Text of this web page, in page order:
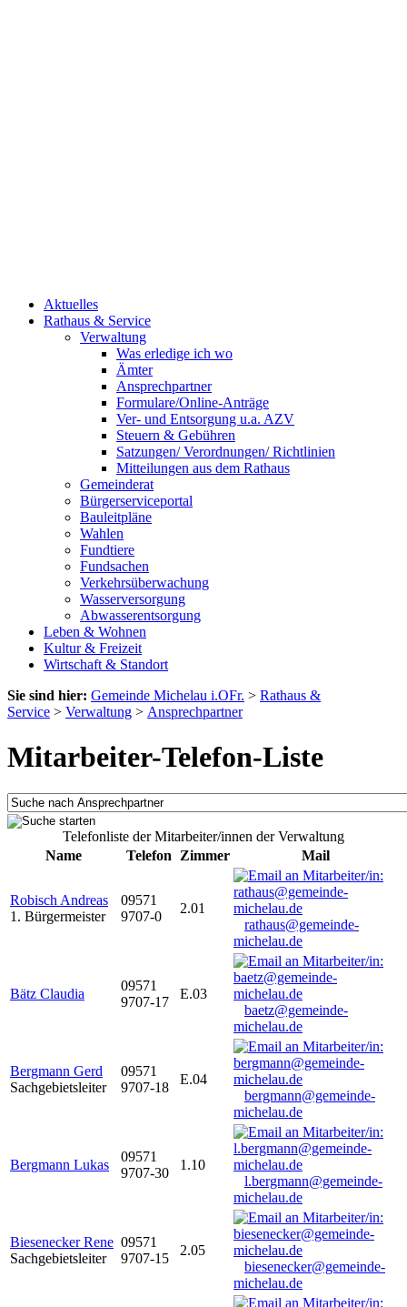
Aktuelles
Rathaus & Service
Verwaltung
Was erledige ich wo
Ämter
Ansprechpartner
Formulare/Online-Anträge
Ver- und Entsorgung u.a. AZV
Steuern & Gebühren
Satzungen/ Verordnungen/ Richtlinien
Mitteilungen aus dem Rathaus
Gemeinderat
Bürgerserviceportal
Bauleitpläne
Wahlen
Fundtiere
Fundsachen
Verkehrsüberwachung
Wasserversorgung
Abwasserentsorgung
Leben & Wohnen
Kultur & Freizeit
Wirtschaft & Standort
Sie sind hier: Gemeinde Michelau i.OFr. > Rathaus &
Service > Verwaltung > Ansprechpartner
Mitarbeiter-Telefon-Liste
Telefonliste der Mitarbeiter/innen der Verwaltung
Name
Telefon Zimmer Mail
Robisch Andreas
1. Bürgermeister
09571
9707-0
2.01
rathaus@gemeinde-
michelau.de
Bätz Claudia
09571
9707-17
E.03
baetz@gemeinde-
michelau.de
Bergmann Gerd
Sachgebietsleiter
09571
9707-18
E.04
bergmann@gemeinde-
michelau.de
Bergmann Lukas
09571
9707-30
1.10
l.bergmann@gemeinde-
michelau.de
Biesenecker Rene
Sachgebietsleiter
09571
9707-15
2.05
biesenecker@gemeinde-
michelau.de